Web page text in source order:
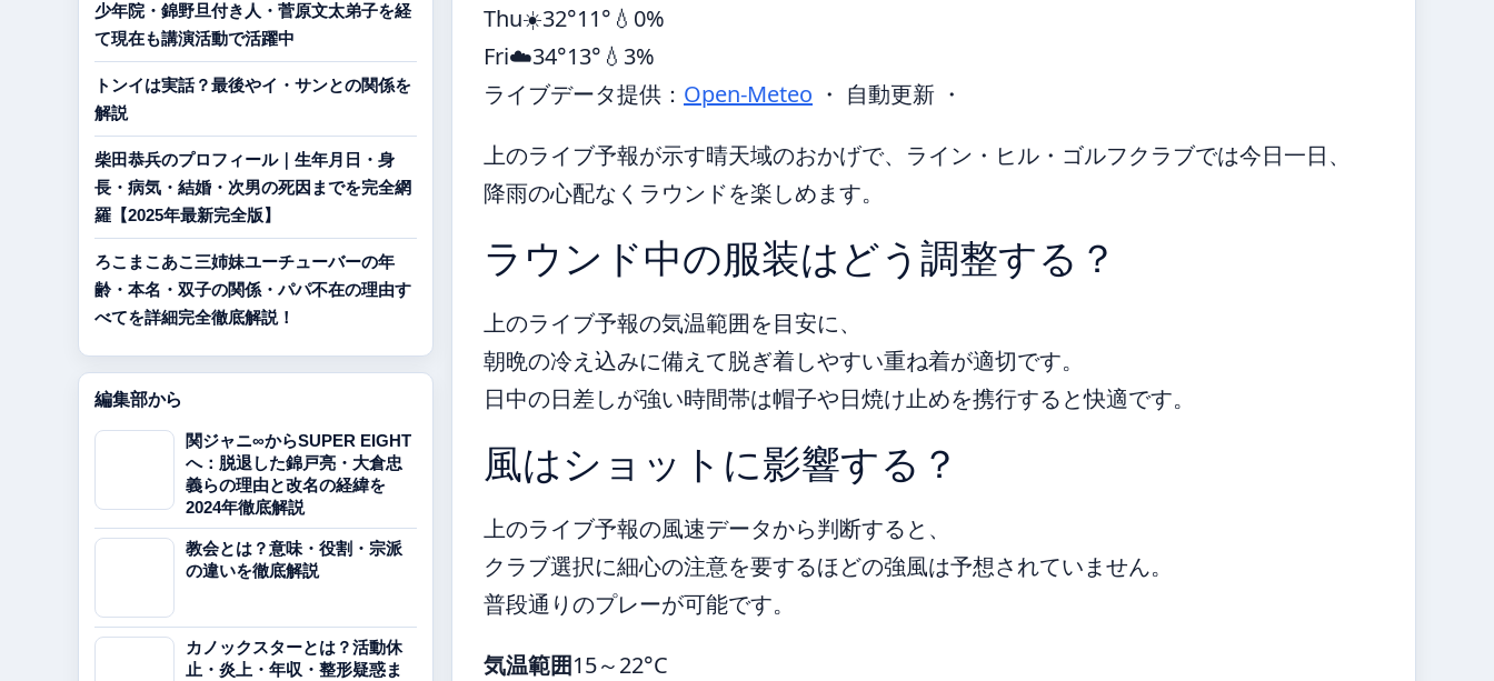
Thu☀️32°11° 💧0%
Fri☁️34°13° 💧3%
ライブデータ提供： Open-Meteo ・ 自動更新 ・
上のライブ予報が示す晴天域のおかげで、ライン・ヒル・ゴルフクラブでは今日一日、
降雨の心配なくラウンドを楽しめます。
ラウンド中の服装はどう調整する？
上のライブ予報の気温範囲を目安に、
朝晩の冷え込みに備えて脱ぎ着しやすい重ね着が適切です。
日中の日差しが強い時間帯は帽子や日焼け止めを携行すると快適です。
風はショットに影響する？
上のライブ予報の風速データから判断すると、
クラブ選択に細心の注意を要するほどの強風は予想されていません。
普段通りのプレーが可能です。
気温範囲15～22°C
少年院・錦野旦付き人・菅原文太弟子を経
て現在も講演活動で活躍中
トンイは実話？最後やイ・サンとの関係を
解説
柴田恭兵のプロフィール｜生年月日・身
長・病気・結婚・次男の死因までを完全網
羅【2025年最新完全版】
ろこまこあこ三姉妹ユーチューバーの年
齢・本名・双子の関係・パパ不在の理由す
べてを詳細完全徹底解説！
編集部から
関ジャニ∞からSUPER EIGHT
へ：脱退した錦戸亮・大倉忠
義らの理由と改名の経緯を
2024年徹底解説
教会とは？意味・役割・宗派
の違いを徹底解説
カノックスターとは？活動休
止・炎上・年収・整形疑惑ま